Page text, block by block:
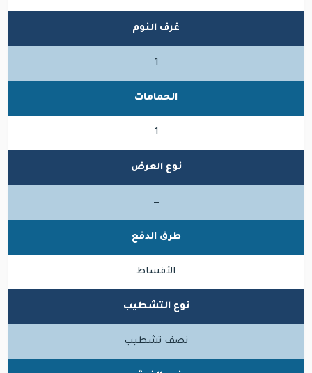
غرف النوم
1
الحمامات
1
نوع العرض
—
طرق الدفع
الأقساط
نوع التشطيب
نصف تشطيب